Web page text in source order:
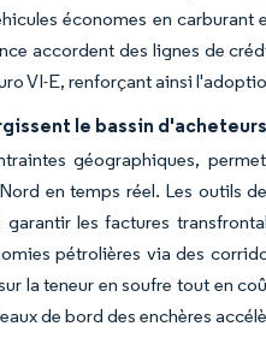
économes en
accordent des lignes de
VI-E, renforçant ainsi
le bassin
géographiques,
en temps réel. Les outils
les factures
pétrolières via des
la teneur en soufre tout en
de bord des enchères